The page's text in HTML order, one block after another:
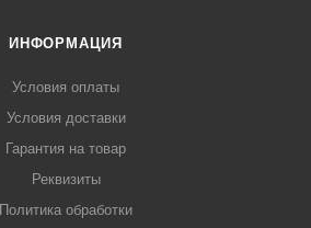
ИНФОРМАЦИЯ
Условия оплаты
Условия доставки
Гарантия на товар
Реквизиты
Политика обработки